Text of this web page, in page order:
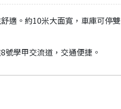
適。約10米大面寬，車庫可停雙
號學甲交流道，交通便捷。